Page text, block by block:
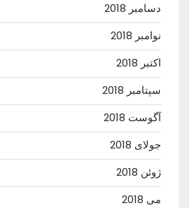
دسامبر 2018
نوامبر 2018
اکتبر 2018
سپتامبر 2018
آگوست 2018
جولای 2018
ژوئن 2018
می 2018